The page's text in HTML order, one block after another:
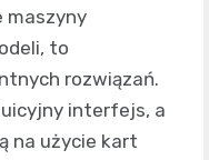
maszyny
to
rozwiązań.
interfejs, a
na użycie kart